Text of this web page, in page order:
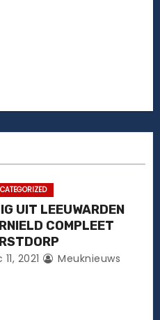
UIT LEEUWARDEN
COMPLEET
2021 Meuknieuws